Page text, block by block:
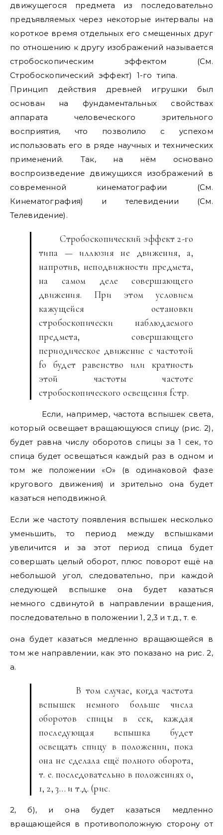
движущегося предмета из последовательно
предъявляемых через некоторые интервалы на
короткое время отдельных его смещенных друг
по отношению к другу изображений называется
стробоскопическим эффектом (См.
Стробоскопический эффект) 1-го типа.
Принцип действия древней игрушки был
основан на фундаментальных свойствах
аппарата человеческого зрительного
восприятия, что позволило с успехом
использовать его в ряде научных и технических
применений. Так, на нём основано
воспроизведение движущихся изображений в
современной кинематографии (См.
Кинематография) и телевидении (См.
Телевидение).
Стробоскопический эффект 2-го
типа — иллюзия не движения, а,
напротив, неподвижности предмета,
на самом деле совершающего
движения. При этом условием
кажущейся остановки
стробоскопически наблюдаемого
предмета, совершающего
периодическое движение с частотой
fo будет равенство или кратность
этой частоты частоте
стробоскопического освещения fcтр.
Если, например, частота вспышек света,
который освещает вращающуюся спицу (рис. 2),
будет равна числу оборотов спицы за 1 сек, то
спица будет освещаться каждый раз в одном и
том же положении «О» (в одинаковой фазе
кругового движения) и зрительно она будет
казаться неподвижной.
Если же частоту появления вспышек несколько
уменьшить, то период между вспышками
увеличится и за этот период спица будет
совершать целый оборот, плюс поворот ещё на
небольшой угол, следовательно, при каждой
следующей вспышке она будет казаться
немного сдвинутой в направлении вращения,
последовательно в положении 1, 2,3 и т.д., т. е.
она будет казаться медленно вращающейся в
том же направлении, как это показано на рис. 2,
а.
В том случае, когда частота
вспышек немного больше числа
оборотов спицы в сек, каждая
последующая вспышка будет
освещать спицу в положении, пока
она не сделала ещё полного оборота,
т. е. последовательно в положениях 0,
1, 2, 3… и т.д. (рис.
2, б), и она будет казаться медленно
вращающейся в противоположную сторону от